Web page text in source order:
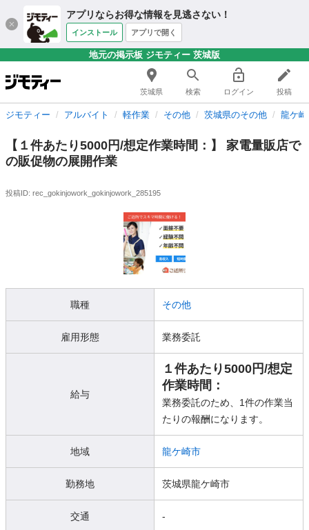
アプリならお得な情報を見逃さない！
インストール アプリで開く
地元の掲示板 ジモティー 茨城版
茨城県 検索 ログイン 投稿
ジモティー アルバイト 軽作業 その他 茨城県のその他 龍ケ
【１件あたり5000円/想定作業時間：】 家電量販店で
の販促物の展開作業
投稿ID: rec_gokinjowork_gokinjowork_285195
職種 その他
雇用形態 業務委託
給与
１件あたり5000円/想定
作業時間：
業務委託のため、1件の作業当
たりの報酬になります。
地域 龍ケ崎市
勤務地 茨城県龍ケ崎市
交通 -